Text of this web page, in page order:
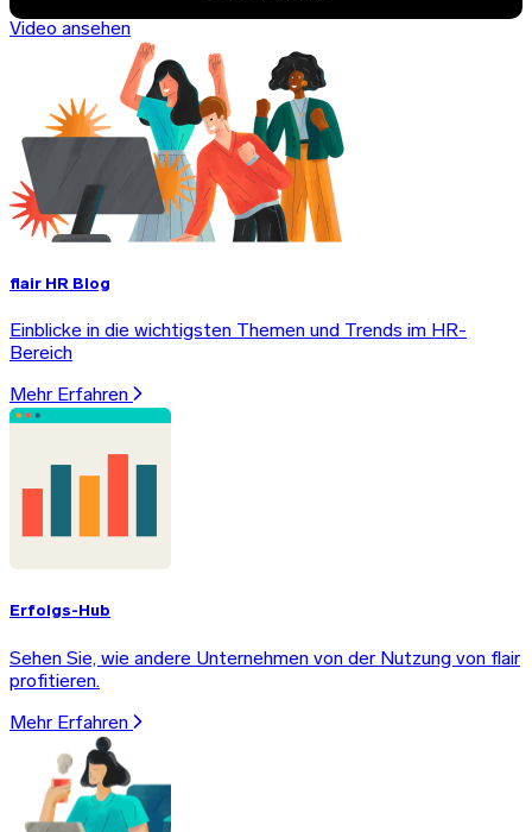
Video ansehen
flair HR Blog
Einblicke in die wichtigsten Themen und Trends im HR-
Bereich
Mehr Erfahren
Erfolgs-Hub
Sehen Sie, wie andere Unternehmen von der Nutzung von flair
profitieren.
Mehr Erfahren